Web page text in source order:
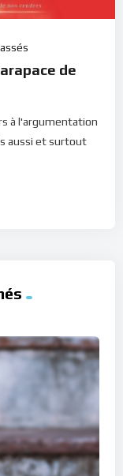
de
à l'argumentation
aussi et surtout